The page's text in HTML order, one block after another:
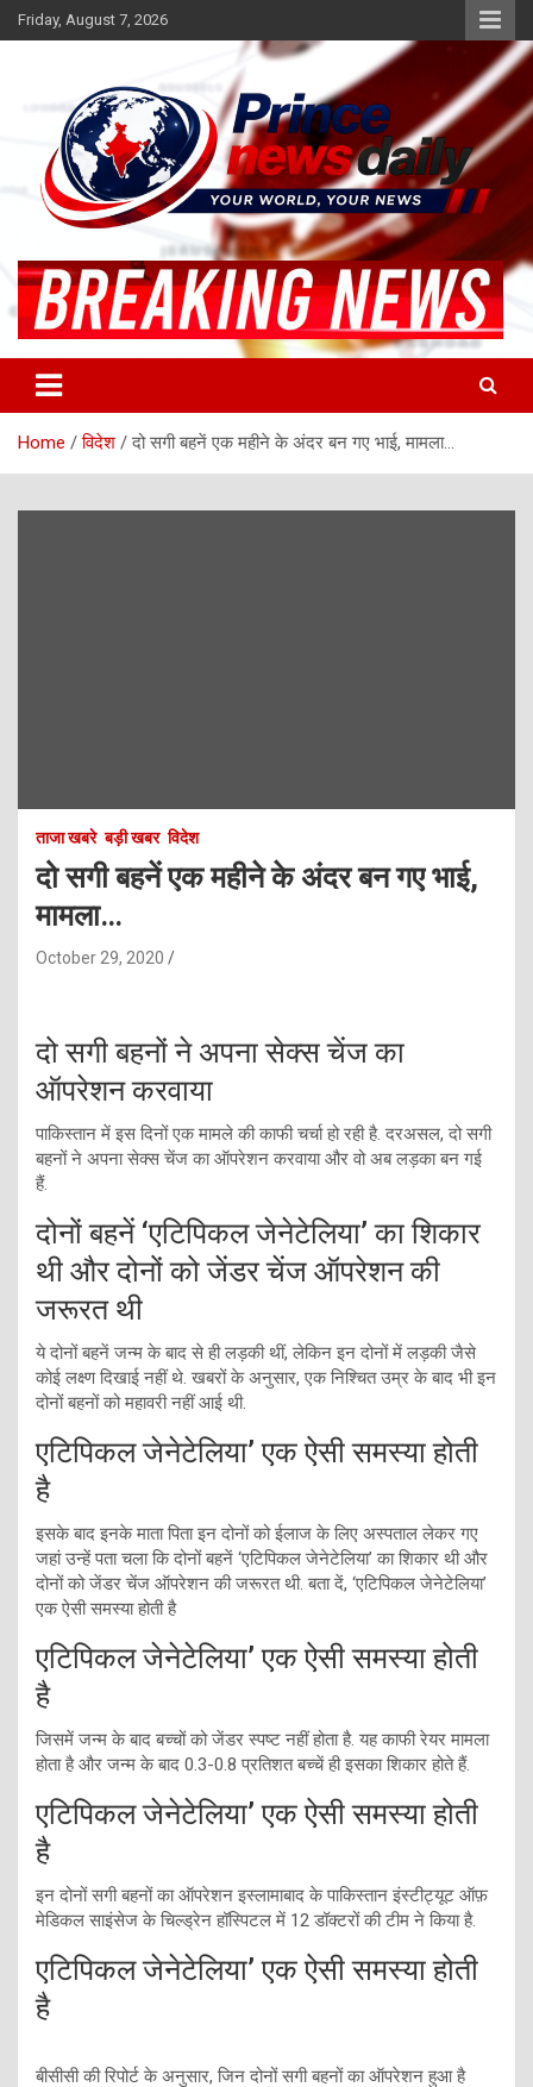
Skip
to
Friday, August 7, 2026
Princenews Daily
Home विदेश दो सगी बहनें एक महीने के अंदर बन गए भाई, मामला…
ताजा खबरे बड़ी खबर विदेश
दो सगी बहनें एक महीने के अंदर बन गए भाई,
मामला…
October 29, 2020
दो सगी बहनों ने अपना सेक्स चेंज का
ऑपरेशन करवाया
पाकिस्तान में इस दिनों एक मामले की काफी चर्चा हो रही है. दरअसल, दो सगी
बहनों ने अपना सेक्स चेंज का ऑपरेशन करवाया और वो अब लड़का बन गई
हैं.
दोनों बहनें ‘एटिपिकल जेनेटेलिया’ का शिकार
थी और दोनों को जेंडर चेंज ऑपरेशन की
जरूरत थी
ये दोनों बहनें जन्म के बाद से ही लड़की थीं, लेकिन इन दोनों में लड़की जैसे
कोई लक्ष्ण दिखाई नहीं थे. खबरों के अनुसार, एक निश्चित उम्र के बाद भी इन
दोनों बहनों को महावरी नहीं आई थी.
एटिपिकल जेनेटेलिया’ एक ऐसी समस्या होती
है
इसके बाद इनके माता पिता इन दोनों को ईलाज के लिए अस्पताल लेकर गए
जहां उन्हें पता चला कि दोनों बहनें ‘एटिपिकल जेनेटेलिया’ का शिकार थी और
दोनों को जेंडर चेंज ऑपरेशन की जरूरत थी. बता दें, ‘एटिपिकल जेनेटेलिया’
एक ऐसी समस्या होती है
एटिपिकल जेनेटेलिया’ एक ऐसी समस्या होती
है
जिसमें जन्म के बाद बच्चों को जेंडर स्पष्ट नहीं होता है. यह काफी रेयर मामला
होता है और जन्म के बाद 0.3-0.8 प्रतिशत बच्चें ही इसका शिकार होते हैं.
एटिपिकल जेनेटेलिया’ एक ऐसी समस्या होती
है
इन दोनों सगी बहनों का ऑपरेशन इस्लामाबाद के पाकिस्तान इंस्टीट्यूट ऑफ़
मेडिकल साइंसेज के चिल्ड्रेन हॉस्पिटल में 12 डॉक्टरों की टीम ने किया है.
एटिपिकल जेनेटेलिया’ एक ऐसी समस्या होती
है
बीसीसी की रिपोर्ट के अनुसार, जिन दोनों सगी बहनों का ऑपरेशन हुआ है